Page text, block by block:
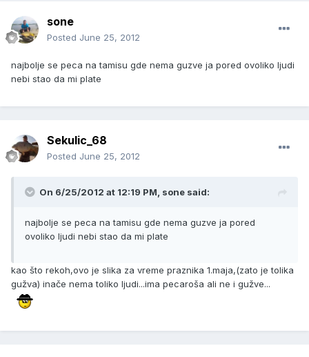
sone
Posted June 25, 2012
najbolje se peca na tamisu gde nema guzve ja pored ovoliko ljudi
nebi stao da mi plate
Sekulic_68
Posted June 25, 2012
On 6/25/2012 at 12:19 PM, sone said:
najbolje se peca na tamisu gde nema guzve ja pored
ovoliko ljudi nebi stao da mi plate
kao što rekoh,ovo je slika za vreme praznika 1.maja,(zato je tolika
gužva) inače nema toliko ljudi...ima pecaroša ali ne i gužve...